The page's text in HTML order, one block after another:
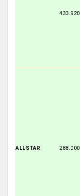
433.920
ALLSTAR 288.000